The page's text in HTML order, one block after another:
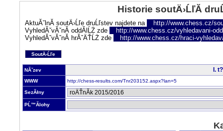
Historie soutÄ›ĹľĂ­
AktuĂˇlnĂ­ soutÄ›Ĺľe druĹľstev najdete na
http://www.chess.cz/
VyhledĂˇvĂˇnĂ­ oddĂ­lĹŻ zde
http://www.chess.cz/vyhledavani-
VyhledĂˇvĂˇnĂ­ hrĂˇÄŤĹŻ zde
http://www.chess.cz/hraci-
SoutÄ›Ĺľe
NĂˇzev I.
WWW http://chess-results.com/Tnr203152.aspx?lan=5
SezĂłny
PĹ™Ă­lohy